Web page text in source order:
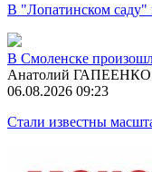
В "Лопатинском саду"
В Смоленске
Анатолий ГАПЕЕНКО
06.08.2026 09:23
Стали известны